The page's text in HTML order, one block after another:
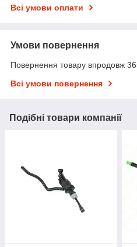
Всі умови оплати
Умови повернення
Повернення товару впродовж
Всі умови повернення
Подібні товари компанії